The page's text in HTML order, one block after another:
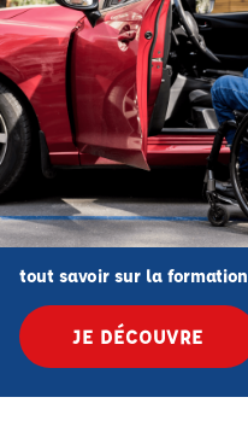
tout savoir sur la formation
JE DÉCOUVRE